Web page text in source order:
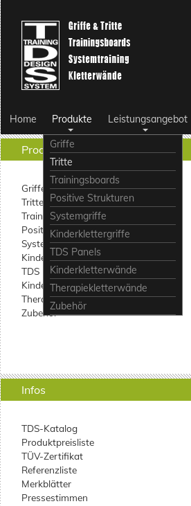
Home
Produkte
Griffe
Tritte
Trainingsboards
Positive Strukturen
Systemgriffe
Kinderklettergriffe
TDS Panels
Kinderkletterwände
Therapiekletterwände
Zubehör
Leistungsangebot
Produkte
Griffe
Tritte
Trainingsboards
Positive Strukturen
Systemgriffe
Kinderklettergriffe
TDS Panels
Kinderkletterwände
Therapiekletterwände
Zubehör
Infos
TDS-Katalog
Produktpreisliste
TÜV-Zertifikat
Referenzliste
Merkblätter
Pressestimmen